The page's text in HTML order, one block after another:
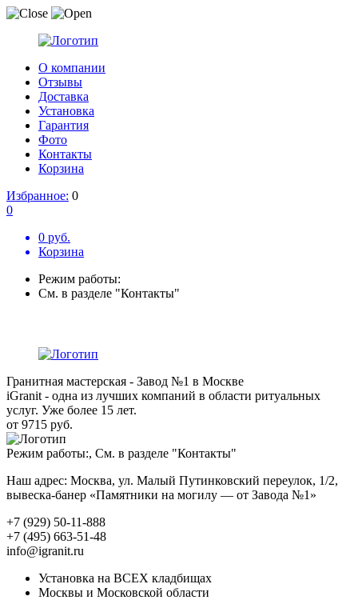
О компании
Отзывы
Доставка
Установка
Гарантия
Фото
Контакты
Корзина
Избранное: 0
0
0 руб.
Корзина
Режим работы:
См. в разделе "Контакты"
Гранитная мастерская - Завод №1 в Москве
iGranit - одна из лучших компаний в области ритуальных
услуг. Уже более 15 лет.
от 9715 руб.
Режим работы:, См. в разделе "Контакты"
Наш адрес: Москва, ул. Малый Путинковский переулок, 1/2,
вывеска-банер «Памятники на могилу — от Завода №1»
+7 (929) 50-11-888
+7 (495) 663-51-48
info@igranit.ru
Установка на ВСЕХ кладбищах
Москвы и Московской области